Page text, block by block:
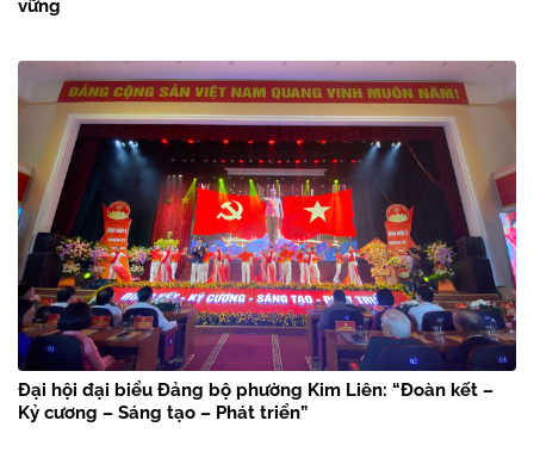
vững
Đại hội đại biểu Đảng bộ phường Kim Liên: “Đoàn kết –
Kỷ cương – Sáng tạo – Phát triển”